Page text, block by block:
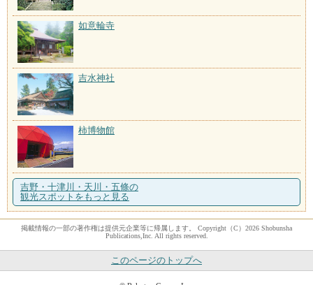
如意輪寺
吉水神社
柿博物館
吉野・十津川・天川・五條の
観光スポットをもっと見る
掲載情報の一部の著作権は提供元企業等に帰属します。 Copyright（C）2026 Shobunsha
Publications,Inc. All rights reserved.
このページのトップへ